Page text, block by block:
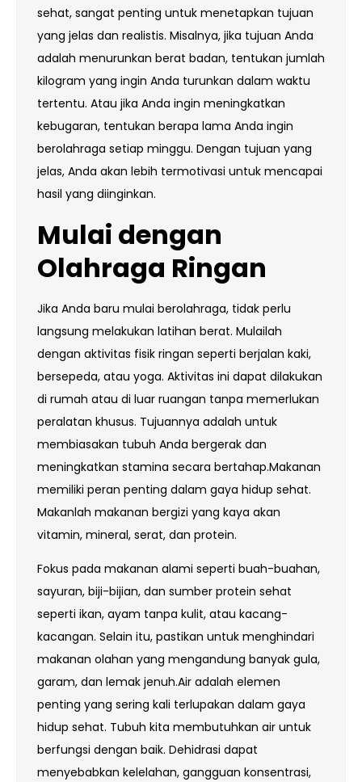
sehat, sangat penting untuk menetapkan tujuan
yang jelas dan realistis. Misalnya, jika tujuan Anda
adalah menurunkan berat badan, tentukan jumlah
kilogram yang ingin Anda turunkan dalam waktu
tertentu. Atau jika Anda ingin meningkatkan
kebugaran, tentukan berapa lama Anda ingin
berolahraga setiap minggu. Dengan tujuan yang
jelas, Anda akan lebih termotivasi untuk mencapai
hasil yang diinginkan.
Mulai dengan
Olahraga Ringan
Jika Anda baru mulai berolahraga, tidak perlu
langsung melakukan latihan berat. Mulailah
dengan aktivitas fisik ringan seperti berjalan kaki,
bersepeda, atau yoga. Aktivitas ini dapat dilakukan
di rumah atau di luar ruangan tanpa memerlukan
peralatan khusus. Tujuannya adalah untuk
membiasakan tubuh Anda bergerak dan
meningkatkan stamina secara bertahap.Makanan
memiliki peran penting dalam gaya hidup sehat.
Makanlah makanan bergizi yang kaya akan
vitamin, mineral, serat, dan protein.
Fokus pada makanan alami seperti buah-buahan,
sayuran, biji-bijian, dan sumber protein sehat
seperti ikan, ayam tanpa kulit, atau kacang-
kacangan. Selain itu, pastikan untuk menghindari
makanan olahan yang mengandung banyak gula,
garam, dan lemak jenuh.Air adalah elemen
penting yang sering kali terlupakan dalam gaya
hidup sehat. Tubuh kita membutuhkan air untuk
berfungsi dengan baik. Dehidrasi dapat
menyebabkan kelelahan, gangguan konsentrasi,